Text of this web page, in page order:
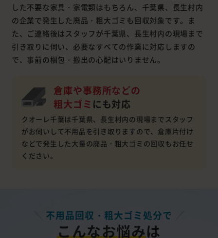
した不要な家具・家電類はもちろん、千葉県、長生村内
の企業で発生した廃品・粗大ゴミも回収対象です。ま
た、ご連絡後はスタッフが千葉県、長生村内の現場まで
引き取りに伺い、必要なすべての作業に対応しますの
で、事前の梱包・搬出の心配はいりません。
倉庫や事務所などの
粗大ゴミ にも対応
クオーレ千葉は千葉県、長生村内の現場までスタッフ
がお伺いして不用品を引き取りますので、倉庫片付け
などで発生した大量の廃品・粗大ゴミの回収もお任せ
ください。
不用品回収・粗大ゴミ処分で
こんなお悩みは